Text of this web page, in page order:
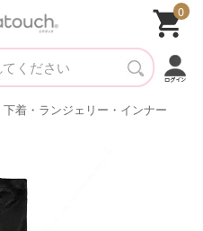
0
下着・ランジェリー・インナー